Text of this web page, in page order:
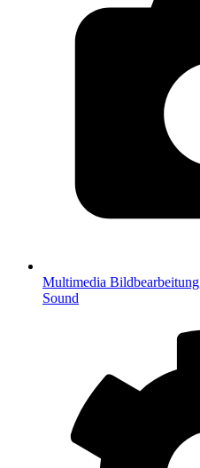
Multimedia
Sound